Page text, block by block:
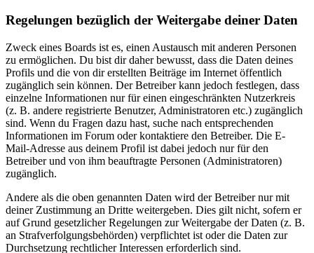
Regelungen bezüglich der Weitergabe deiner Daten
Zweck eines Boards ist es, einen Austausch mit anderen Personen
zu ermöglichen. Du bist dir daher bewusst, dass die Daten deines
Profils und die von dir erstellten Beiträge im Internet öffentlich
zugänglich sein können. Der Betreiber kann jedoch festlegen, dass
einzelne Informationen nur für einen eingeschränkten Nutzerkreis
(z. B. andere registrierte Benutzer, Administratoren etc.) zugänglich
sind. Wenn du Fragen dazu hast, suche nach entsprechenden
Informationen im Forum oder kontaktiere den Betreiber. Die E-
Mail-Adresse aus deinem Profil ist dabei jedoch nur für den
Betreiber und von ihm beauftragte Personen (Administratoren)
zugänglich.
Andere als die oben genannten Daten wird der Betreiber nur mit
deiner Zustimmung an Dritte weitergeben. Dies gilt nicht, sofern er
auf Grund gesetzlicher Regelungen zur Weitergabe der Daten (z. B.
an Strafverfolgungsbehörden) verpflichtet ist oder die Daten zur
Durchsetzung rechtlicher Interessen erforderlich sind.